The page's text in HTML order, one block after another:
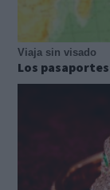
Viaja sin visado
Los